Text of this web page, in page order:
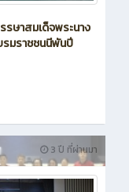
ษาสมเด็จพระนาง
รมราชชนนีพันปี
3 ปี ที่ผ่านมา